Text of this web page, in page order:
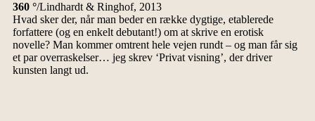
360 °/Lindhardt & Ringhof, 2013
Hvad sker der, når man beder en række dygtige, etablerede
forfattere (og en enkelt debutant!) om at skrive en erotisk
novelle? Man kommer omtrent hele vejen rundt – og man får sig
et par overraskelser… jeg skrev ‘Privat visning’, der driver
kunsten langt ud.